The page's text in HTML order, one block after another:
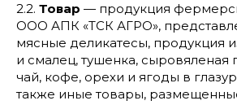
2.2. Товар — продукция
ООО АПК «ТСК АГРО»,
мясные деликатесы, продукция
и смалец, тушенка, сыровяленая
чай, кофе, орехи и ягоды в
также иные товары,